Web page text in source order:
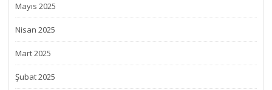
Mayıs 2025
Nisan 2025
Mart 2025
Şubat 2025